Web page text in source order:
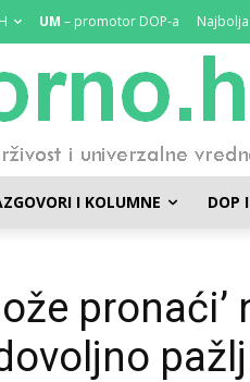
UM – promotor DOP-a
I KOLUMNE DOP